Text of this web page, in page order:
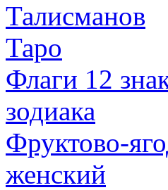
Талисманов
Таро
Флаги 12
зодиака
Фруктово-
женский